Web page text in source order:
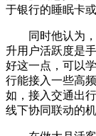
于银行的睡眠卡
同时他认为
升用户活跃度是
好这一点，可以
行能接入一些高
如，接入交通出
线下协同联动的